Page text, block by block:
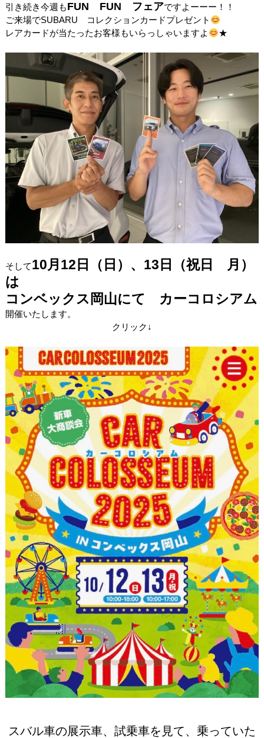
引き続き今週もFUN FUN フェアですよーーー！！
ご来場でSUBARU コレクションカードプレゼント
レアカードが当たったお客様もいらっしゃいますよ
★
そして10月12日（日）、13日（祝日 月）
は
コンベックス岡山にて カーコロシアム
開催いたします。
クリック↓
スバル車の展示車、試乗車を見て、乗っていた